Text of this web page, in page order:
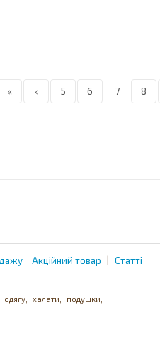
« ‹ 5 6 7 8
Акційний товар Статті
халати, подушки,